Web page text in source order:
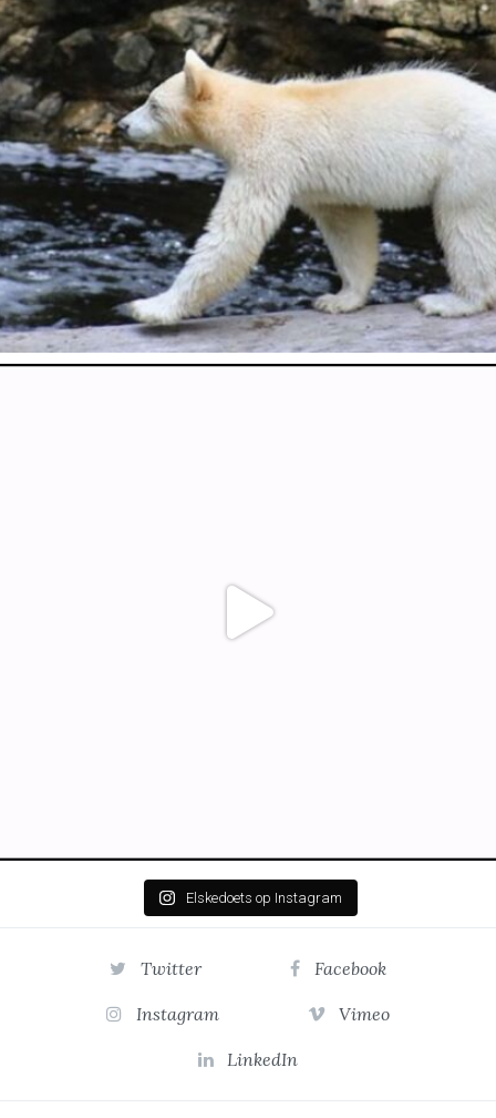
Elskedoets op Instagram
Twitter Facebook
Instagram Vimeo
LinkedIn